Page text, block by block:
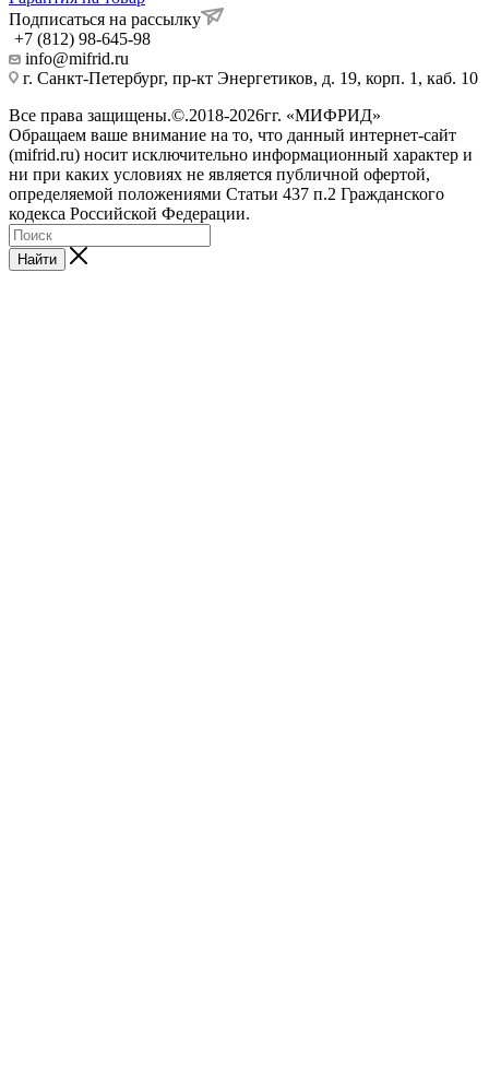
Подписаться на рассылку
+7 (812) 98-645-98
info@mifrid.ru
г. Санкт-Петербург, пр-кт Энергетиков, д. 19, корп. 1, каб. 10
Все права защищены.©.2018-2026гг. «МИФРИД»
Обращаем ваше внимание на то, что данный интернет-сайт
(mifrid.ru) носит исключительно информационный характер и
ни при каких условиях не является публичной офертой,
определяемой положениями Статьи 437 п.2 Гражданского
кодекса Российской Федерации.
Найти